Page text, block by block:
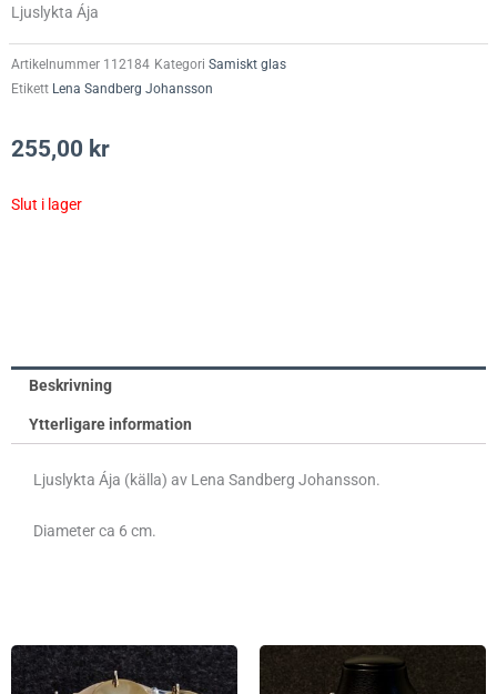
Ljuslykta Ája
Artikelnummer 112184 Kategori Samiskt glas
Etikett Lena Sandberg Johansson
255,00 kr
Slut i lager
Beskrivning
Ytterligare information
Ljuslykta Ája (källa) av Lena Sandberg Johansson.
Diameter ca 6 cm.